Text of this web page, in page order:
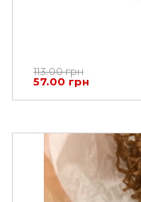
113.00 грн
57.00 грн